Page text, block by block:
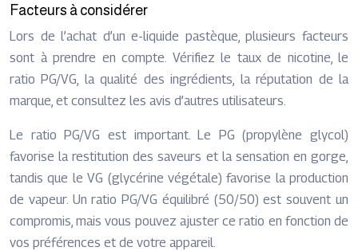
Facteurs à considérer
Lors de l’achat d’un e-liquide pastèque, plusieurs facteurs
sont à prendre en compte. Vérifiez le taux de nicotine, le
ratio PG/VG, la qualité des ingrédients, la réputation de la
marque, et consultez les avis d’autres utilisateurs.
Le ratio PG/VG est important. Le PG (propylène glycol)
favorise la restitution des saveurs et la sensation en gorge,
tandis que le VG (glycérine végétale) favorise la production
de vapeur. Un ratio PG/VG équilibré (50/50) est souvent un
compromis, mais vous pouvez ajuster ce ratio en fonction de
vos préférences et de votre appareil.